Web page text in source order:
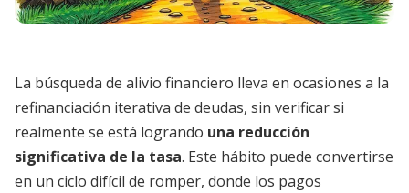
La búsqueda de alivio financiero lleva en ocasiones a la
refinanciación iterativa de deudas, sin verificar si
realmente se está logrando una reducción
significativa de la tasa. Este hábito puede convertirse
en un ciclo difícil de romper, donde los pagos